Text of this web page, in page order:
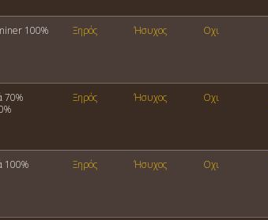
100% Ξηρός Ήσυχος Οχι
70%
Ξηρός Ήσυχος Οχι
100% Ξηρός Ήσυχος Οχι